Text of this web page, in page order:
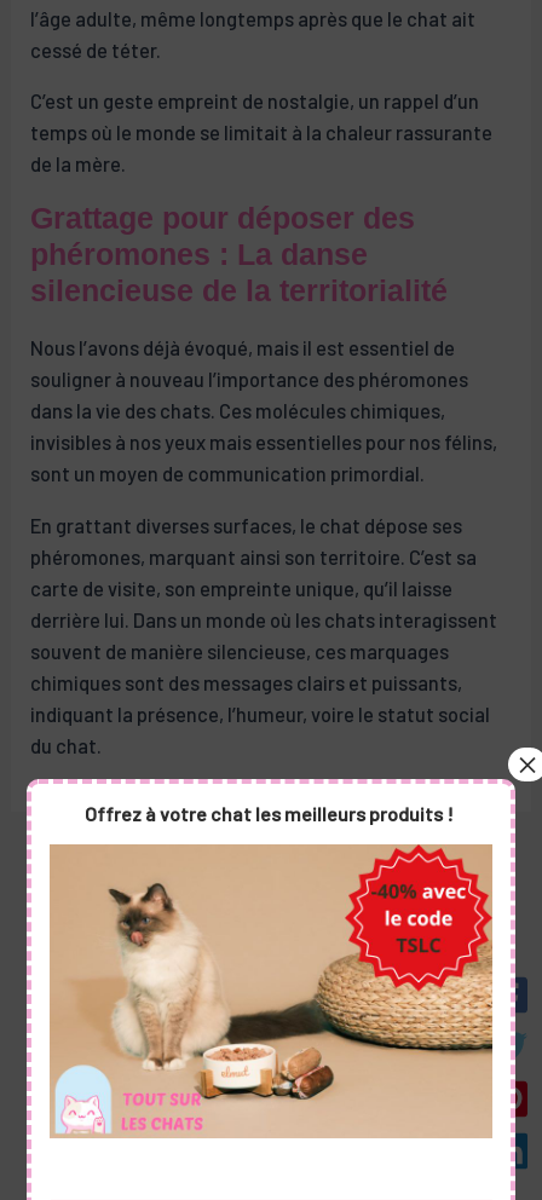
l’âge adulte, même longtemps après que le chat ait
cessé de téter.
C’est un geste empreint de nostalgie, un rappel d’un
temps où le monde se limitait à la chaleur rassurante
de la mère.
Grattage pour déposer des
phéromones : La danse
silencieuse de la territorialité
Nous l’avons déjà évoqué, mais il est essentiel de
souligner à nouveau l’importance des phéromones
dans la vie des chats. Ces molécules chimiques,
invisibles à nos yeux mais essentielles pour nos félins,
sont un moyen de communication primordial.
En grattant diverses surfaces, le chat dépose ses
phéromones, marquant ainsi son territoire. C’est sa
carte de visite, son empreinte unique, qu’il laisse
derrière lui. Dans un monde où les chats interagissent
souvent de manière silencieuse, ces marquages
chimiques sont des messages clairs et puissants,
indiquant la présence, l’humeur, voire le statut social
du chat.
l’article
←Article Article
suivant→
Publications similaires
Offrez à votre chat les meilleurs produits !